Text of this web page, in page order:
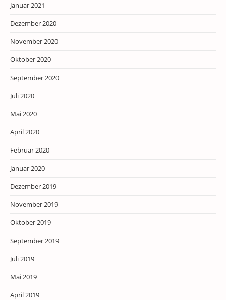
Januar 2021
Dezember 2020
November 2020
Oktober 2020
September 2020
Juli 2020
Mai 2020
April 2020
Februar 2020
Januar 2020
Dezember 2019
November 2019
Oktober 2019
September 2019
Juli 2019
Mai 2019
April 2019